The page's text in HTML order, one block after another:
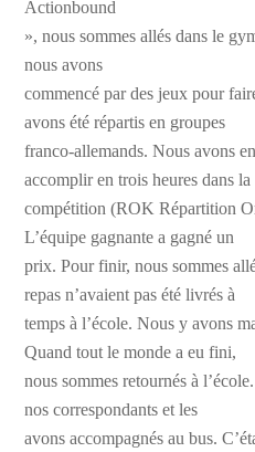
Actionbound
», nous sommes allés dans le
nous avons
commencé par des jeux pour
avons été répartis en groupes
franco-allemands. Nous avons
accomplir en trois heures dans la
compétition (ROK Répartition
L’équipe gagnante a gagné un
prix. Pour finir, nous sommes
repas n’avaient pas été livrés à
temps à l’école. Nous y avons
Quand tout le monde a eu fini,
nous sommes retournés à
nos correspondants et les
avons accompagnés au bus.